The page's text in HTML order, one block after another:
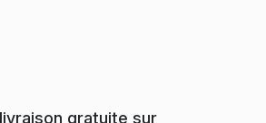
gratuite sur